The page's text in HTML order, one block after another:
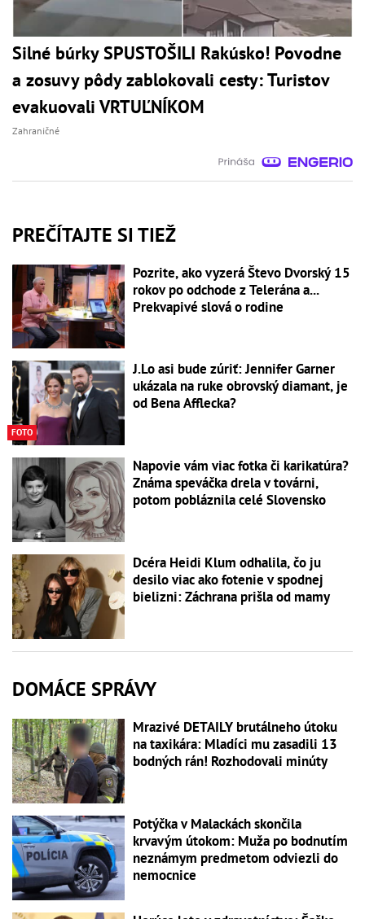
Silné búrky SPUSTOŠILI Rakúsko! Povodne
a zosuvy pôdy zablokovali cesty: Turistov
evakuovali VRTUĽNÍKOM
Zahraničné
PREČÍTAJTE SI TIEŽ
Pozrite, ako vyzerá Števo Dvorský 15
rokov po odchode z Telerána a...
Prekvapivé slová o rodine
FOTO
J.Lo asi bude zúriť: Jennifer Garner
ukázala na ruke obrovský diamant, je
od Bena Afflecka?
Napovie vám viac fotka či karikatúra?
Známa speváčka drela v továrni,
potom pobláznila celé Slovensko
Dcéra Heidi Klum odhalila, čo ju
desilo viac ako fotenie v spodnej
bielizni: Záchrana prišla od mamy
DOMÁCE SPRÁVY
Mrazivé DETAILY brutálneho útoku
na taxikára: Mladíci mu zasadili 13
bodných rán! Rozhodovali minúty
Potýčka v Malackách skončila
krvavým útokom: Muža po bodnutím
neznámym predmetom odviezli do
nemocnice